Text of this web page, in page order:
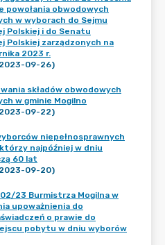
powołania obwodowych
w wyborach do Sejmu
Polskiej i do Senatu
Polskiej zarządzonych na
2023 r.
09-26)
składów obwodowych
w gminie Mogilno
09-22)
niepełnosprawnych
najpóźniej w dniu
60 lat
09-20)
23 Burmistrza Mogilna w
upoważnienia do
o prawie do
pobytu w dniu wyborów